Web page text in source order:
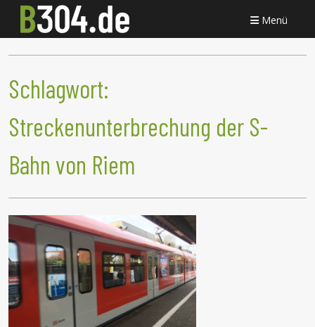
Menü
Schlagwort:
Streckenunterbrechung der S-
Bahn von Riem